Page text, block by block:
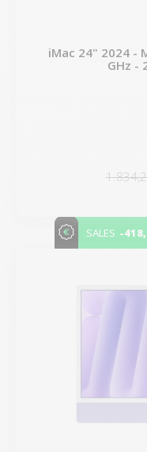
iMac 24" 2024 -
GHz -
SALES -